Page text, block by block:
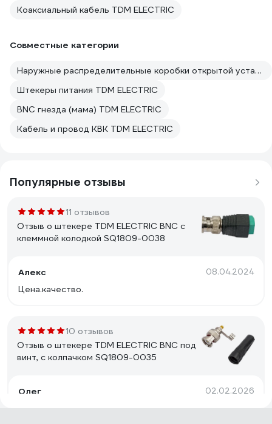
Коаксиальный кабель TDM ELECTRIC
Совместные категории
Наружные распределительные коробки открытой установки TDM ELECTRIC
Штекеры питания TDM ELECTRIC
BNC гнезда (мама) TDM ELECTRIC
Кабель и провод КВК TDM ELECTRIC
Популярные отзывы
11 отзывов
Отзыв о штекере TDM ELECTRIC BNC с
клеммной колодкой SQ1809-0038
Алекс 08.04.2024
Цена.качество.
10 отзывов
Отзыв о штекере TDM ELECTRIC BNC под
винт, с колпачком SQ1809-0035
Олег 02.02.2026
Супер.